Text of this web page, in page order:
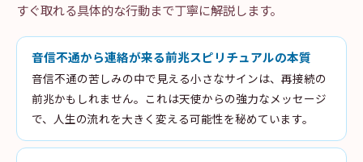
すぐ取れる具体的な行動まで丁寧に解説します。
音信不通から連絡が来る前兆スピリチュアルの本質
音信不通の苦しみの中で見える小さなサインは、再接続の
前兆かもしれません。これは天使からの強力なメッセージ
で、人生の流れを大きく変える可能性を秘めています。